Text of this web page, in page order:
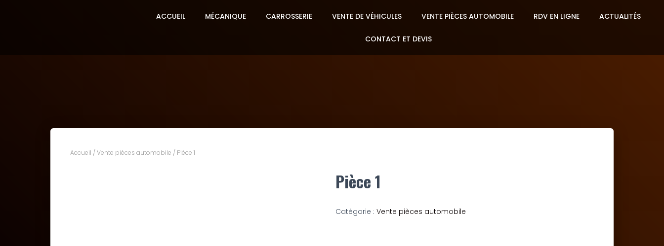
ACCUEIL MÉCANIQUE CARROSSERIE VENTE DE VÉHICULES VENTE PIÈCES AUTOMOBILE RDV EN LIGNE ACTUALITÉS
CONTACT ET DEVIS
Accueil /Vente pièces automobile / Pièce 1
Pièce 1
Catégorie : Vente pièces automobile